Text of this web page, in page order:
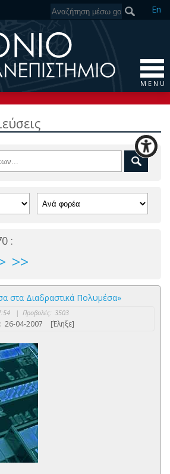
En
M E N U
:
>>
στα Διαδραστικά Πολυμέσα»
| Προβολές: 3503
26-04-2007 [Έληξε]